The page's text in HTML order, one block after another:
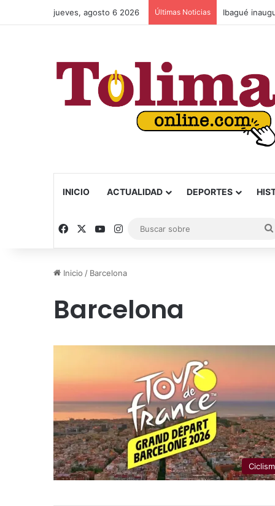
jueves, agosto 6 2026 Últimas Noticias
INICIO ACTUALIDAD DEPORTES
Facebook YouTubeInstagram
Inicio / Barcelona
Barcelona